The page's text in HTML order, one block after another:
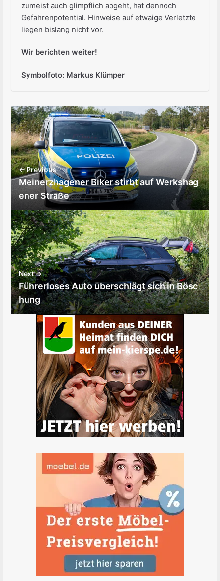
zumeist auch glimpflich abgeht, hat dennoch
Gefahrenpotential. Hinweise auf etwaige Verletzte
liegen bislang nicht vor.
Wir berichten weiter!
Symbolfoto: Markus Klümper
← Previous
Meinerzhagener Biker stirbt auf Werkshag
ener Straße
Next →
Führerloses Auto überschlägt sich in Bösc
hung